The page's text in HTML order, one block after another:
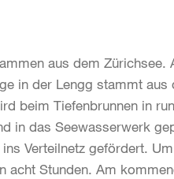
aus dem Zürichsee.
in der Lengg stammt aus
beim Tiefenbrunnen in
in das Seewasserwerk
Verteilnetz gefördert.
acht Stunden. Am